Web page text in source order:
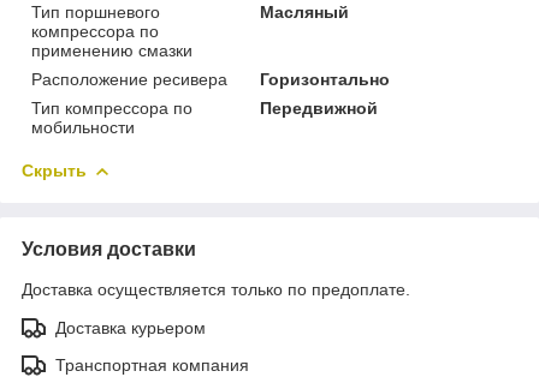
Тип поршневого
компрессора по
применению смазки
Масляный
Расположение ресивера
Горизонтально
Тип компрессора по
мобильности
Передвижной
Скрыть
Условия доставки
Доставка осуществляется только по предоплате.
Доставка курьером
Транспортная компания